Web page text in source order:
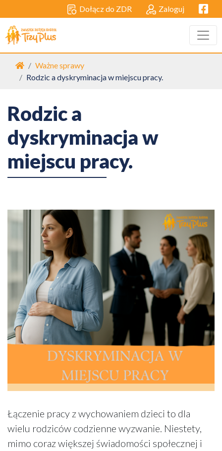
Dołącz do ZDR Zaloguj
Strona główna
Ważne sprawy
Rodzic a dyskryminacja w miejscu pracy.
Rodzic a
dyskryminacja w
miejscu pracy.
Łączenie pracy z wychowaniem dzieci to dla
wielu rodziców codzienne wyzwanie. Niestety,
mimo coraz większej świadomości społecznej i